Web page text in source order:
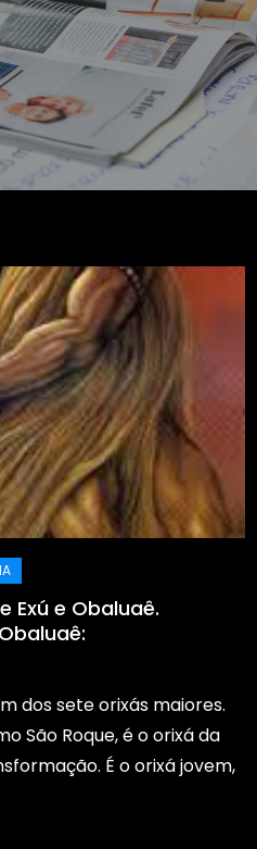
Exú e Obaluaê.
dos sete orixás maiores.
São Roque, é o orixá da
É o orixá jovem,